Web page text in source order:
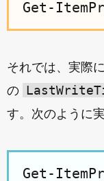
それでは、実際
の
す。次のように